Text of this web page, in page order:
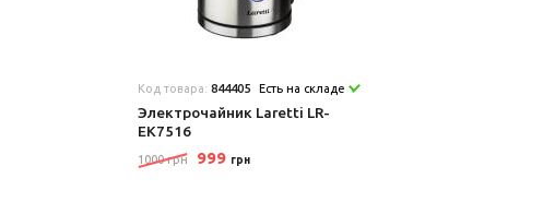
Код товара:844405 Есть на складе
Электрочайник Laretti LR-
EK7516
1000 грн 999 грн